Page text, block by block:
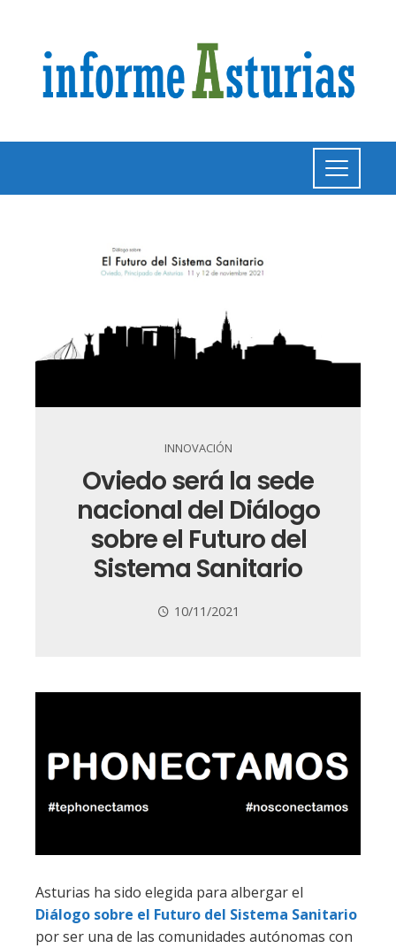
INNOVACIÓN
Oviedo será la sede
nacional del Diálogo
sobre el Futuro del
Sistema Sanitario
10/11/2021
Asturias ha sido elegida para albergar el
Diálogo sobre el Futuro del Sistema Sanitario
por ser una de las comunidades autónomas con